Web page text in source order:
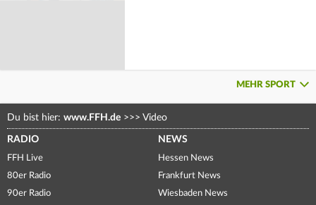
MEHR SPORT
Du bist hier: www.FFH.de >>> Video
RADIO
FFH Live
80er Radio
90er Radio
NEWS
Hessen News
Frankfurt News
Wiesbaden News